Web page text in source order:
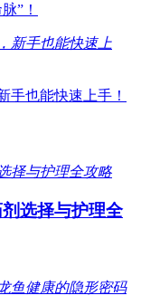
”！
手也能快速上手！
选择与护理全